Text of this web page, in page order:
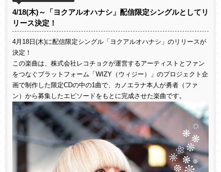
4/18(木)～「ヨクアルオハナシ」配信限定シングルとしてリ
リース決定！
4月18日(木)に配信限定シングル「ヨクアルオハナシ」のリリースが
決定！
この楽曲は、株式会社レコチョクが運営するアーティストとファン
をつなぐプラットフォーム「WIZY（ウィジー）」のプロジェクト企
画で制作した限定CDの中の1曲で、カノエラナ本人が勇者（ファ
ン）から募集したエピソードをもとに完成させた楽曲です。